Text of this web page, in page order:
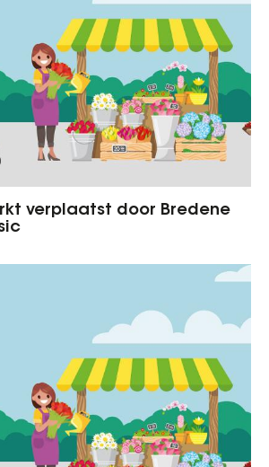
verplaatst door Bredene